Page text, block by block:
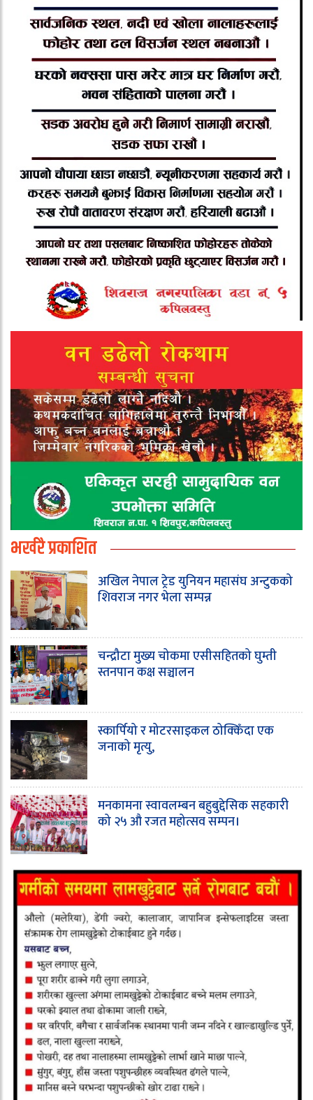
भर्खरै प्रकाशित
अखिल नेपाल ट्रेड युनियन महासंघ अन्टुकको
शिवराज नगर भेला सम्पन्न
चन्द्रौटा मुख्य चोकमा एसीसहितको घुम्ती
स्तनपान कक्ष सञ्चालन
स्कार्पियो र मोटरसाइकल ठोक्किँदा एक
जनाको मृत्यु,
मनकामना स्वावलम्बन बहुबुद्देसिक सहकारी
को २५ औ रजत महोत्सव सम्पन।